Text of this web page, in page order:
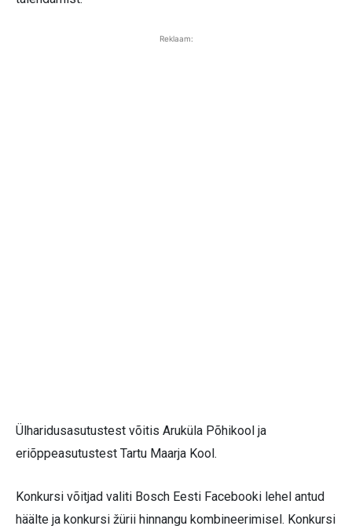
Reklaam:
Ülharidusasutustest võitis Aruküla Põhikool ja
eriõppeasutustest Tartu Maarja Kool.
Konkursi võitjad valiti Bosch Eesti Facebooki lehel antud
häälte ja konkursi žürii hinnangu kombineerimisel. Konkursi